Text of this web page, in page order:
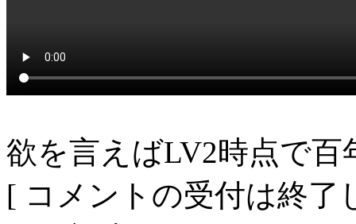
欲を言えばLV2時点で
[ コメントの受付は終了